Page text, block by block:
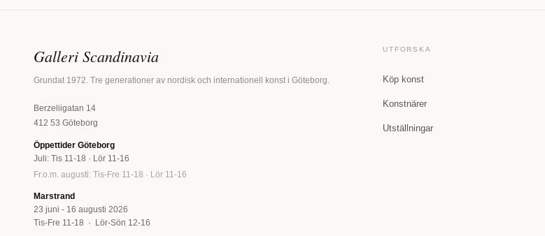
Galleri Scandinavia
Grundat 1972. Tre generationer av nordisk och internationell konst i Göteborg.
Berzeliigatan 14
412 53 Göteborg
Öppettider Göteborg
Juli: Tis 11-18 · Lör 11-16
Fr.o.m. augusti: Tis-Fre 11-18 · Lör 11-16
Marstrand
23 juni - 16 augusti 2026
Tis-Fre 11-18 · Lör-Sön 12-16
UTFORSKA
Köp konst
Konstnärer
Utställningar